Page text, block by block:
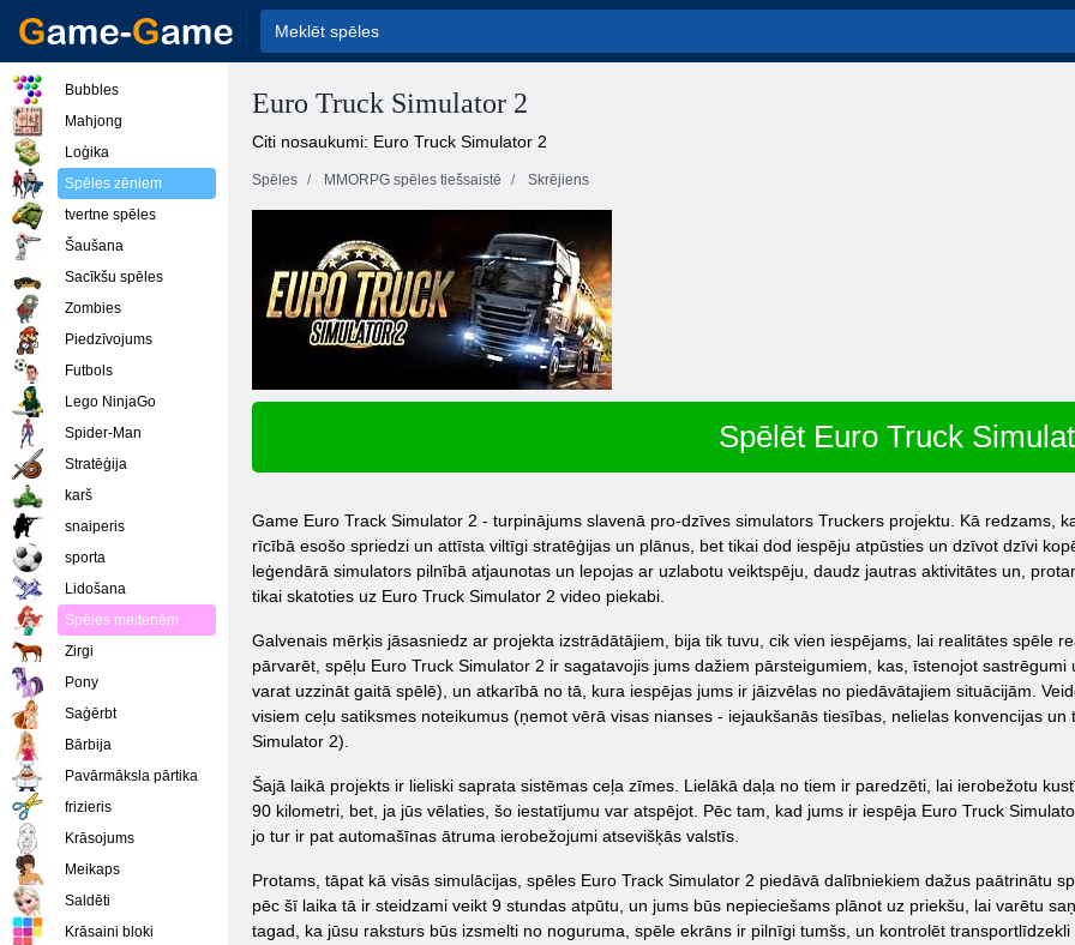
Euro Truck Simulator 2
Citi nosaukumi: Euro Truck Simulator 2
Spēles MMORPG spēles tiešsaistē Skrējiens
Spēlēt Euro Truck
Game Euro Track Simulator 2 - turpinājums slavenā pro-dzīves simulators Truckers projektu. Kā redzams,
rīcībā esošo spriedzi un attīsta viltīgi stratēģijas un plānus, bet tikai dod iespēju atpūsties un dzīvot dzīvi
leģendārā simulators pilnībā atjaunotas un lepojas ar uzlabotu veiktspēju, daudz jautras aktivitātes un,
tikai skatoties uz Euro Truck Simulator 2 video piekabi.
Galvenais mērķis jāsasniedz ar projekta izstrādātājiem, bija tik tuvu, cik vien iespējams, lai realitātes spēle
pārvarēt, spēļu Euro Truck Simulator 2 ir sagatavojis jums dažiem pārsteigumiem, kas, īstenojot
varat uzzināt gaitā spēlē), un atkarībā no tā, kura iespējas jums ir jāizvēlas no piedāvātajiem situācijām.
visiem ceļu satiksmes noteikumus (ņemot vērā visas nianses - iejaukšanās tiesības, nelielas konvencijas
Simulator 2).
Šajā laikā projekts ir lieliski saprata sistēmas ceļa zīmes. Lielākā daļa no tiem ir paredzēti, lai ierobežotu
90 kilometri, bet, ja jūs vēlaties, šo iestatījumu var atspējot. Pēc tam, kad jums ir iespēja Euro Truck
jo tur ir pat automašīnas ātruma ierobežojumi atsevišķās valstīs.
Protams, tāpat kā visās simulācijas, spēles Euro Track Simulator 2 piedāvā dalībniekiem dažus paātrinātu
pēc šī laika tā ir steidzami veikt 9 stundas atpūtu, un jums būs nepieciešams plānot uz priekšu, lai varētu
tagad, ka jūsu raksturs būs izsmelti no noguruma, spēle ekrāns ir pilnīgi tumšs, un kontrolēt
Bubbles
Mahjong
Loģika
Spēles zēniem
tvertne spēles
Šaušana
Sacīkšu spēles
Zombies
Piedzīvojums
Futbols
Lego NinjaGo
Spider-Man
Stratēģija
karš
snaiperis
sporta
Lidošana
Spēles meitenēm
Zirgi
Pony
Saģērbt
Bārbija
Pavārmāksla pārtika
frizieris
Krāsojums
Meikaps
Saldēti
Krāsaini bloki